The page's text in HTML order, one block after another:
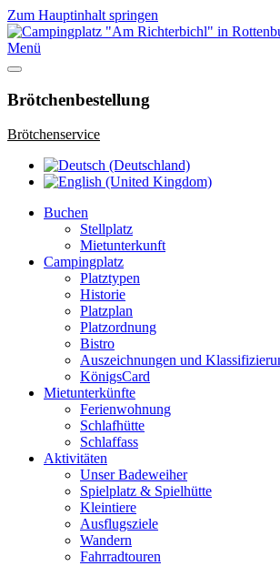
Zum Hauptinhalt springen
Menü
Brötchenbestellung
Brötchenservice
Buchen
Stellplatz
Mietunterkunft
Campingplatz
Platztypen
Historie
Platzplan
Platzordnung
Bistro
Auszeichnungen und
KönigsCard
Mietunterkünfte
Ferienwohnung
Schlafhütte
Schlaffass
Aktivitäten
Unser Badeweiher
Spielplatz & Spielhütte
Kleintiere
Ausflugsziele
Wandern
Fahrradtouren